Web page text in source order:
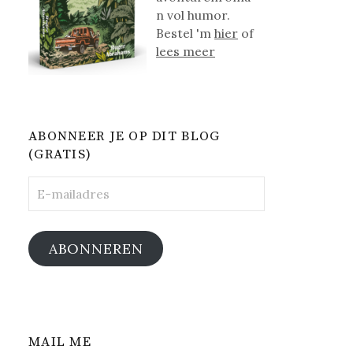
n vol humor.
Bestel 'mhier of
lees meer
ABONNEER JE OP DIT BLOG
(GRATIS)
mailadres
ABONNEREN
MAIL ME